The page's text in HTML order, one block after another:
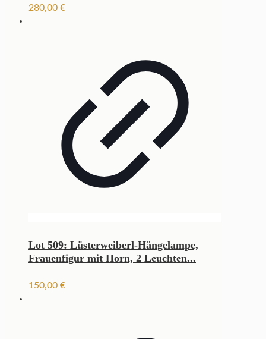
280,00 €
Lot 509: Lüsterweiberl-Hängelampe,
Frauenfigur mit Horn, 2 Leuchten...
150,00 €